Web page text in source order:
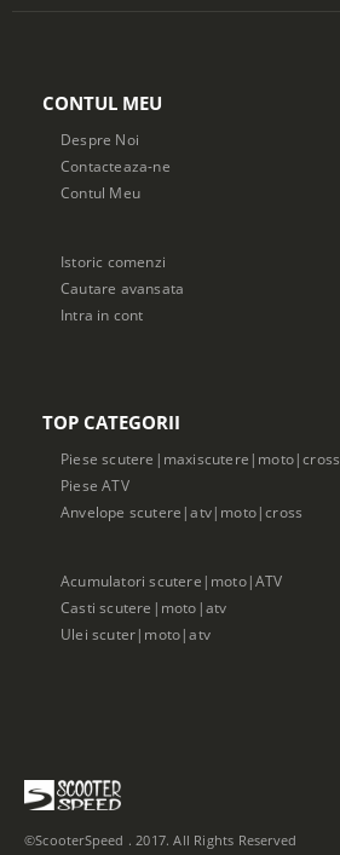
CONTUL MEU
Despre Noi
Contacteaza-ne
Contul Meu
Istoric comenzi
Cautare avansata
Intra in cont
TOP CATEGORII
Piese scutere|maxiscutere|moto|cross
Piese ATV
Anvelope scutere|atv|moto|cross
Acumulatori scutere|moto|ATV
Casti scutere|moto|atv
Ulei scuter|moto|atv
©ScooterSpeed . 2017. All Rights Reserved